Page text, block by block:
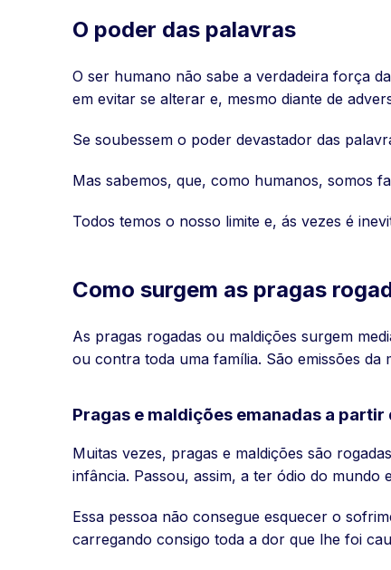
O poder das palavras
O ser humano não sabe a verdadeira força
em evitar se alterar e, mesmo diante de
Se soubessem o poder devastador das
Mas sabemos, que, como humanos, somos
Todos temos o nosso limite e, ás vezes é
Como surgem as pragas
As pragas rogadas ou maldições surgem
ou contra toda uma família. São emissões da
Pragas e maldições emanadas a
Muitas vezes, pragas e maldições são
infância. Passou, assim, a ter ódio do mundo
Essa pessoa não consegue esquecer o
carregando consigo toda a dor que lhe foi